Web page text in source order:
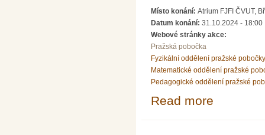
Místo konání: Atrium FJFI ČVUT,
Datum konání: 31.10.2024 - 18:00
Webové stránky akce:
Pražská pobočka
Fyzikální oddělení pražské pobočky
Matematické oddělení pražské
Pedagogické oddělení pražské
Read more